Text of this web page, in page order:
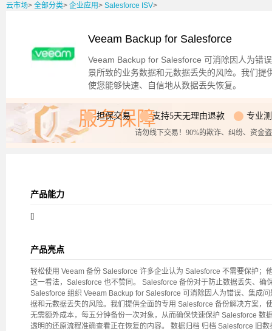
云市场> 全部分类> 企业应用> Salesforce ISV>
Veeam Backup for Salesforce
Veeam Backup for Salesforce 可消除因人为错
景所致的业务数据和元数据丢失的风险。我们
使您能够快速、自信地从数据丢失恢复。
服务保障
担保交易 支持5天无理由退款 专业
请勿线下交易！90%的欺诈、纠纷、资金
产品能力
[]
产品亮点
轻松使用 Veeam 备份 Salesforce 许多企业认为 Salesforce 不需要保护；
这一看法，Salesforce 也不赞同。 Salesforce 备份对于防止数据丢失、确
Salesforce 组织 Veeam Backup for Salesforce 可消除因人为错误、集成
据和元数据丢失的风险。我们提供全面的专用 Salesforce 备份解决方案，
无需额外成本，每五分钟备份一次对象，从而确保快速保护 Salesforce 数
透明的还原流程准确查看正在恢复的内容。 数据归档 归档 Salesforce 旧